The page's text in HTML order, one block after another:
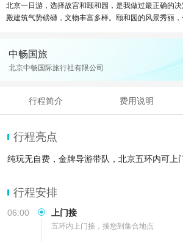
北京一日游，选择故宫和颐和园，是我做过最正确的
殿建筑气势磅礴，文物丰富多样。颐和园的风景秀丽
中畅国旅
北京中畅国际旅行社有限公司
行程简介 费用说明
行程亮点
纯玩无自费，金牌导游带队，北京五环内可上
行程安排
06:00 上门接
五环内上门接，接您到集合地点